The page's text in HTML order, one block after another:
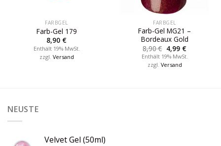
FARBGEL
Farb-Gel 179
8,90 €
Enthält 19% MwSt.
zzgl. Versand
FARBGEL
Farb-Gel MG21 –
Bordeaux Gold
8,90€ 4,99 €
Enthält 19% MwSt.
zzgl. Versand
NEUSTE
Velvet Gel (50ml)